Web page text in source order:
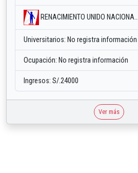
RENACIMIENTO UNIDO NACIONA...
Universitarios: No registra información
Ocupación: No registra información
Ingresos: S/.24000
Ver más